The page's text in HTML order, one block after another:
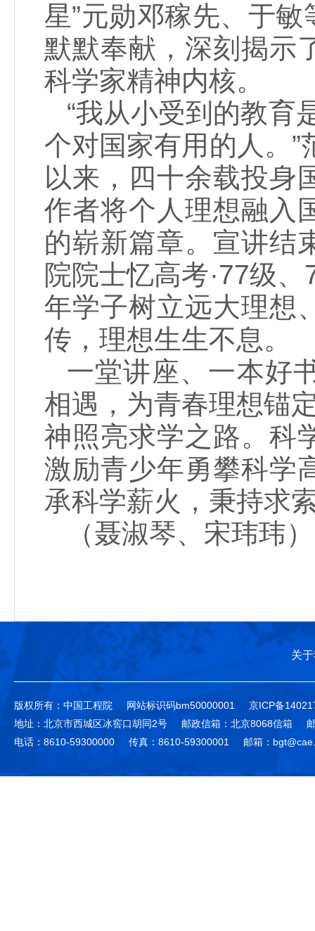
星”元勋邓稼先、于
默默奉献，深刻揭示
科学家精神内核。
“我从小受到的教育
个对国家有用的人。
以来，四十余载投身
作者将个人理想融入
的崭新篇章。宣讲结
院院士忆高考·77级
年学子树立远大理想
传，理想生生不息。
一堂讲座、一本好
相遇，为青春理想锚
神照亮求学之路。科
激励青少年勇攀科学
承科学薪火，秉持求
（聂淑琴、宋玮玮）
关
版权所有：中国工程院 网站标识码bm50000001
京ICP备
地址：北京市西城区冰窖口胡同2号
邮政信箱：北京8068信箱
电话：8610-59300000
传真：8610-59300001 邮箱：